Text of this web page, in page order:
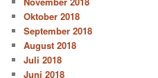
Oktober 2018
September 2018
August 2018
Juli 2018
Juni 2018